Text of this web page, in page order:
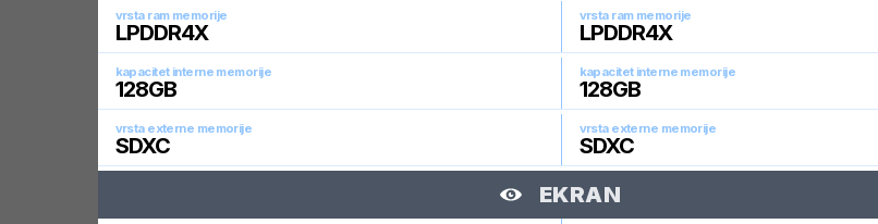
vrsta ram memorije
LPDDR4X
vrsta ram memorije
LPDDR4X
kapacitet interne memorije
128GB
kapacitet interne memorije
128GB
vrsta externe memorije
SDXC
vrsta externe memorije
SDXC
EKRAN